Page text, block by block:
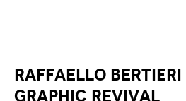
RAFFAELLO
GRAPHIC REVIVAL